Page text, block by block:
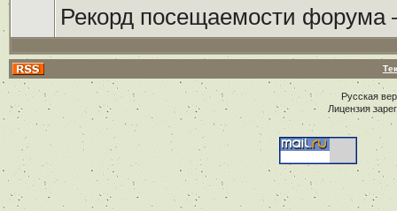
Рекорд посещаемости
Русская
Лицензия